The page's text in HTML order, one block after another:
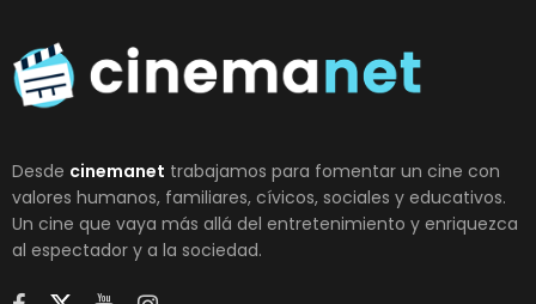
Desde cinemanet trabajamos para fomentar un cine con
valores humanos, familiares, cívicos, sociales y educativos.
Un cine que vaya más allá del entretenimiento y enriquezca
al espectador y a la sociedad.